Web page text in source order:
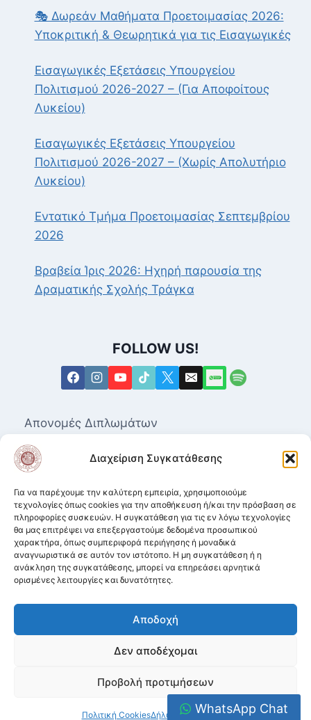
Διαχείριση Συγκατάθεσης
Για να παρέχουμε την καλύτερη εμπειρία, χρησιμοποιούμε
τεχνολογίες όπως cookies για την αποθήκευση ή/και την πρόσβαση σε
πληροφορίες συσκευών. Η συγκατάθεση για τις εν λόγω τεχνολογίες
θα μας επιτρέψει να επεξεργαστούμε δεδομένα προσωπικού
χαρακτήρα, όπως συμπεριφορά περιήγησης ή μοναδικά
αναγνωριστικά σε αυτόν τον ιστότοπο. Η μη συγκατάθεση ή η
ανάκληση της συγκατάθεσης, μπορεί να επηρεάσει αρνητικά
ορισμένες λειτουργίες και δυνατότητες.
Αποδοχή
Δεν αποδέχομαι
Προβολή προτιμήσεων
Πολιτική CookiesΔήλωση Απορρήτου
🎭 Δωρεάν Μαθήματα Προετοιμασίας 2026:
Υποκριτική & Θεωρητικά για τις Εισαγωγικές
Εισαγωγικές Εξετάσεις Υπουργείου
Πολιτισμού 2026-2027 – (Για Αποφοίτους
Λυκείου)
Εισαγωγικές Εξετάσεις Υπουργείου
Πολιτισμού 2026-2027 – (Χωρίς Απολυτήριο
Λυκείου)
Εντατικό Τμήμα Προετοιμασίας Σεπτεμβρίου
2026
Βραβεία Ίρις 2026: Ηχηρή παρουσία της
Δραματικής Σχολής Τράγκα
FOLLOW US!
Απονομές Διπλωμάτων
Επαγγελματικά Δικαιώματα για τις Ανώτερες
Δραματικές Σχολές
Μητρώο Καλλιτεχνών
Ισοτιμία αποφοίτων από Δραματικές Σχολές.
Κατατακτήριες σε ΑΕΙ από Δραματικές
Σχολές
Όροι χρήσης ιστοσελίδας & Πολιτική Cookies
Traga Drama School © 1926 - 2026
WhatsApp Chat